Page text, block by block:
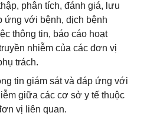
phân tích, đánh giá, lưu
ứng với bệnh, dịch bệnh
thông tin, báo cáo hoạt
nhiễm của các đơn vị
trách.
tin giám sát và đáp ứng với
giữa các cơ sở y tế thuộc
vị liên quan.